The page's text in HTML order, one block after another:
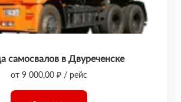
самосвалов в Двуреченске
от 9 000,00 ₽ / рейс